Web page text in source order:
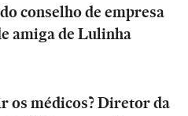
conselho de empresa
amiga de Lulinha
os médicos? Diretor da